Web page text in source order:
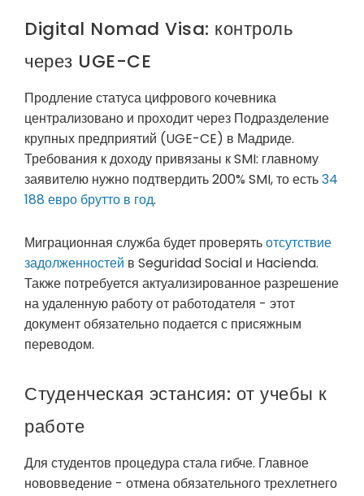
Digital Nomad Visa: контроль
через UGE-CE
Продление статуса цифрового кочевника
централизовано и проходит через Подразделение
крупных предприятий (UGE-CE) в Мадриде.
Требования к доходу привязаны к SMI: главному
заявителю нужно подтвердить 200% SMI, то есть34
188 евро брутто в год.
Миграционная служба будет проверятьотсутствие
задолженностей в Seguridad Social и Hacienda.
Также потребуется актуализированное разрешение
на удаленную работу от работодателя - этот
документ обязательно подается с присяжным
переводом.
Студенческая эстансия: от учебы к
работе
Для студентов процедура стала гибче. Главное
нововведение - отмена обязательного трехлетнего